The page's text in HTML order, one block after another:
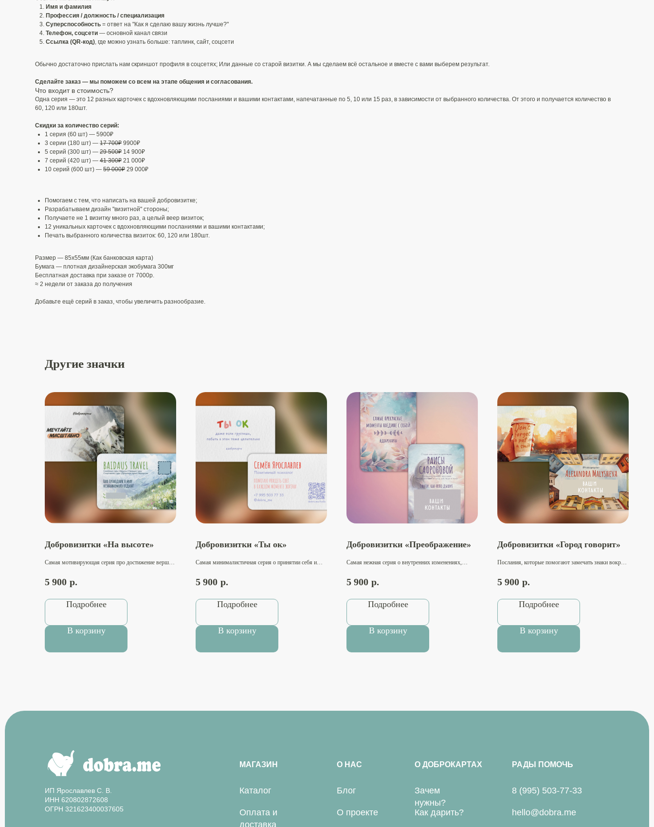
Имя и фамилия
Профессия / должность / специализация
Суперспособность = ответ на "Как я сделаю вашу жизнь лучше?"​
Телефон, соцсети — основной канал связи​
Ссылка (QR-код) , где можно узнать больше: таплинк, сайт, соцсети​
Обычно достаточно прислать нам скриншот профиля в соцсетях; Или данные со старой визитки​. А мы сделаем всё остальное и вместе с вами выберем результат.
Сделайте заказ — мы поможем со всем на этапе общения и согласования.
Что входит в стоимость?
Одна серия — это 12 разных карточек с вдохновляющими посланиями и вашими контактами, напечатанные по 5, 10 или 15 раз, в зависимости от выбранного количества. От этого и получается количество в
60, 120 или 180шт.
Скидки за количество серий:
1 серия (60 шт) — 5900₽
3 серии (180 шт) — 17 700₽ 9900₽
5 серий (300 шт) — 29 500₽ 14 900₽
7 серий (420 шт) — 41 300₽ 21 000₽
10 серий (600 шт) — 59 000₽ 29 000₽
Помогаем с тем, что написать на вашей добровизитке;
Разрабатываем дизайн "визитной" стороны;
Получаете не 1 визитку много раз, а целый веер визиток;
12 уникальных карточек с вдохновляющими посланиями​ и вашими контактами;
Печать выбранного количества визиток: 60, 120 или 180шт.
Размер — 85х55мм (Как банковская карта)
Бумага — плотная дизайнерская экобумага 300мг
Бесплатная доставка при заказе от 7000р.
≈ 2 недели от заказа до получения
Добавьте ещё серий в заказ, чтобы увеличить разнообразие.
Другие значки
Добровизитки «На высоте»
Самая мотивирующая серия про достижение вершин,
вдохновение идти вперёд и верить в себя. Идеально
подходит для психологов, коучей, педагогов,
успеха.​
5 900 р.
Подробнее
В корзину
Добровизитки «Ты ок»
Самая минималистичная серия о принятии себя и
уверенность. Идеально подходит для школьных
психологов, педагогов-организаторов, вожатых,
поддерживает молодое поколение.
5 900 р.
Подробнее
В корзину
Добровизитки «Преображение»
Самая нежная серия о внутренних изменениях,
Вызывает чувство заботы и расслабления. Идеально
подходит для косметологов, spa-мастеров,
красоту в каждом.​
5 900 р.
Подробнее
В корзину
Добровизитки «Город говорит»
Послания, которые помогают замечать знаки вокруг,
людьми рядом. Подходит психологам, коучам,
педагогам, наставникам и всем, когда делает мир
5 900 р.
Подробнее
В корзину
ИП Ярославлев С. В.
ИНН 620802872608
ОГРН 321623400037605
МАГАЗИН
Каталог
Оплата и
доставка
О НАС
Блог
О проекте
О ДОБРОКАРТАХ
Зачем
нужны?
Как дарить?
РАДЫ ПОМОЧЬ
8 (995) 503-77-33
hello@dobra.me